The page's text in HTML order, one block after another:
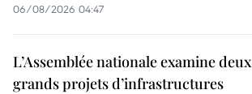
06/08/2026 04:47
L’Assemblée nationale examine deux
grands projets d’infrastructures